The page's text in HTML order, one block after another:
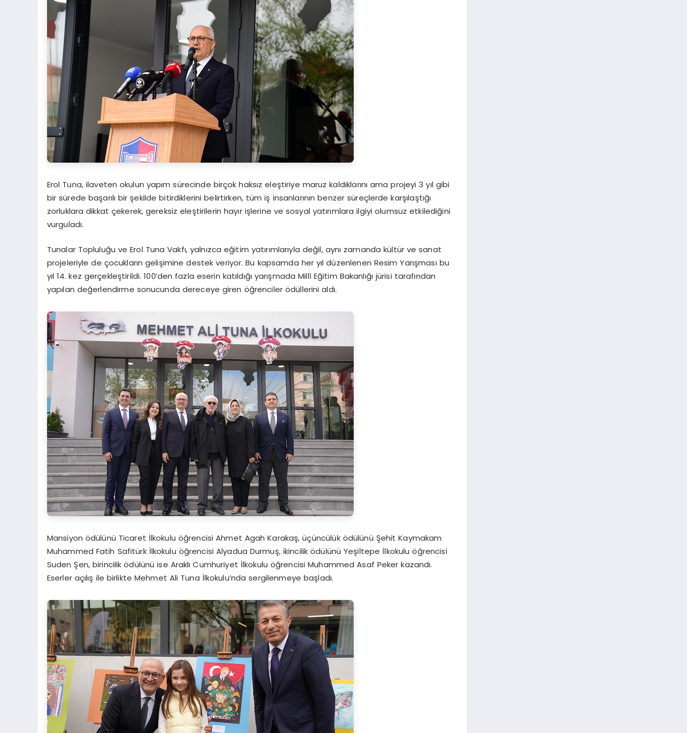
Erol Tuna, ilaveten okulun yapım sürecinde birçok haksız eleştiriye maruz kaldıklarını ama projeyi 3 yıl gibi
bir sürede başarılı bir şekilde bitirdiklerini belirtirken, tüm iş insanlarının benzer süreçlerde karşılaştığı
zorluklara dikkat çekerek, gereksiz eleştirilerin hayır işlerine ve sosyal yatırımlara ilgiyi olumsuz etkilediğini
vurguladı.
Tunalar Topluluğu ve Erol Tuna Vakfı, yalnızca eğitim yatırımlarıyla değil, aynı zamanda kültür ve sanat
projeleriyle de çocukların gelişimine destek veriyor. Bu kapsamda her yıl düzenlenen Resim Yarışması bu
yıl 14. kez gerçekleştirildi. 100’den fazla eserin katıldığı yarışmada Millî Eğitim Bakanlığı jürisi tarafından
yapılan değerlendirme sonucunda dereceye giren öğrenciler ödüllerini aldı.
Mansiyon ödülünü Ticaret İlkokulu öğrencisi Ahmet Agah Karakaş, üçüncülük ödülünü Şehit Kaymakam
Muhammed Fatih Safitürk İlkokulu öğrencisi Alyadua Durmuş, ikincilik ödülünü Yeşiltepe İlkokulu öğrencisi
Suden Şen, birincilik ödülünü ise Araklı Cumhuriyet İlkokulu öğrencisi Muhammed Asaf Peker kazandı.
Eserler açılış ile birlikte Mehmet Ali Tuna İlkokulu’nda sergilenmeye başladı.